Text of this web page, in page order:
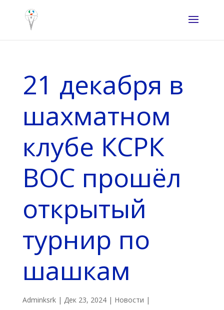
21 декабря в
шахматном
клубе КСРК
ВОС прошёл
открытый
турнир по
шашкам
Adminksrk| Дек 23, 2024| Новости |